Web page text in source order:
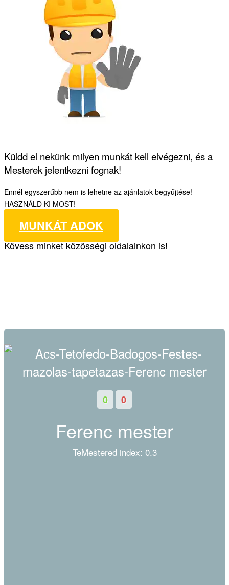
Küldd el nekünk milyen munkát kell elvégezni, és a
Mesterek jelentkezni fognak!
Ennél egyszerűbb nem is lehetne az ajánlatok begyűjtése!
HASZNÁLD KI MOST!
MUNKÁT ADOK
Kövess minket közösségi oldalainkon is!
0 0
Ferenc mester
TeMestered index: 0.3